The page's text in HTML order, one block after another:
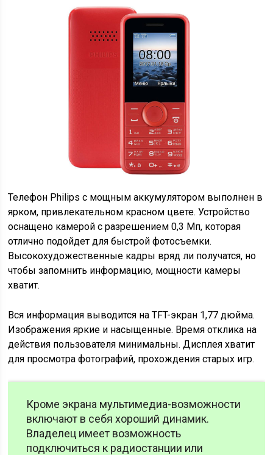
Телефон Philips с мощным аккумулятором выполнен в
ярком, привлекательном красном цвете. Устройство
оснащено камерой с разрешением 0,3 Мп, которая
отлично подойдет для быстрой фотосъемки.
Высокохудожественные кадры вряд ли получатся, но
чтобы запомнить информацию, мощности камеры
хватит.
Вся информация выводится на TFT-экран 1,77 дюйма.
Изображения яркие и насыщенные. Время отклика на
действия пользователя минимальны. Дисплея хватит
для просмотра фотографий, прохождения старых игр.
Кроме экрана мультимедиа-возможности
включают в себя хороший динамик.
Владелец имеет возможность
подключиться к радиостанции или